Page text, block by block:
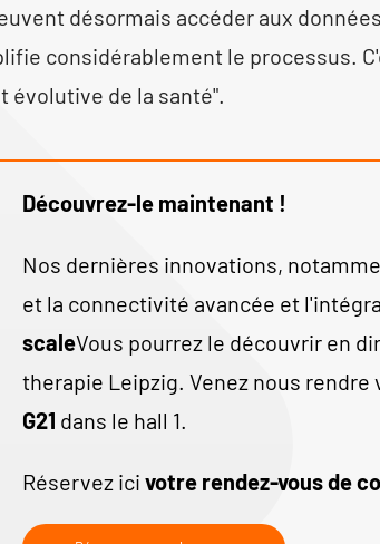
désormais accéder aux
considérablement le processus.
de la santé".
Découvrez-le maintenant !
Nos dernières innovations,
et la connectivité avancée et
scaleVous pourrez le découvrir en
therapie Leipzig. Venez nous rendre
G21 dans le hall 1.
Réservez ici votre rendez-vous de